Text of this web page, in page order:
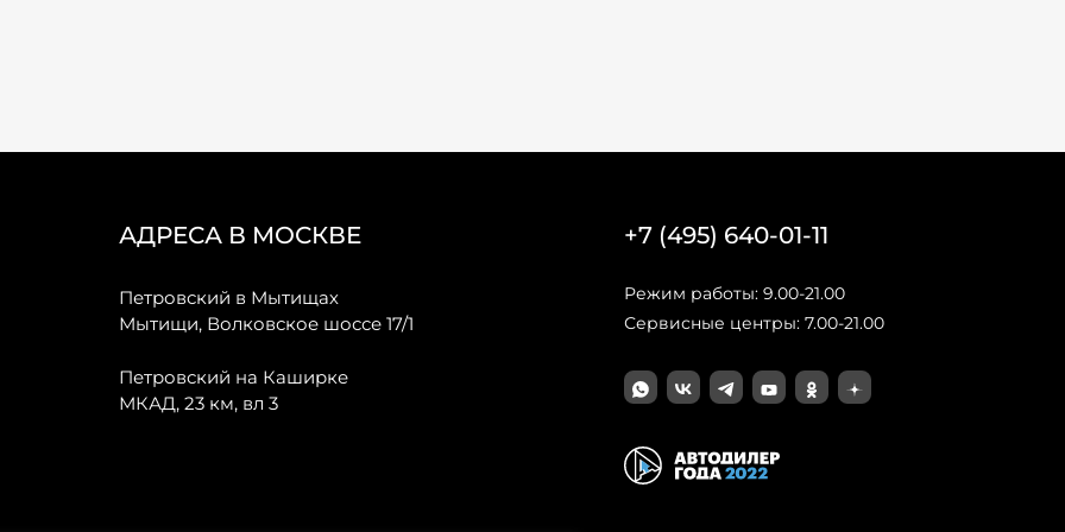
АДРЕСА В МОСКВЕ
Петровский в Мытищах
Мытищи, Волковское шоссе 17/1
Петровский на Каширке
МКАД, 23 км, вл 3
+7 (495) 640-01-11
Режим работы: 9.00-21.00
Сервисные центры: 7.00-21.00